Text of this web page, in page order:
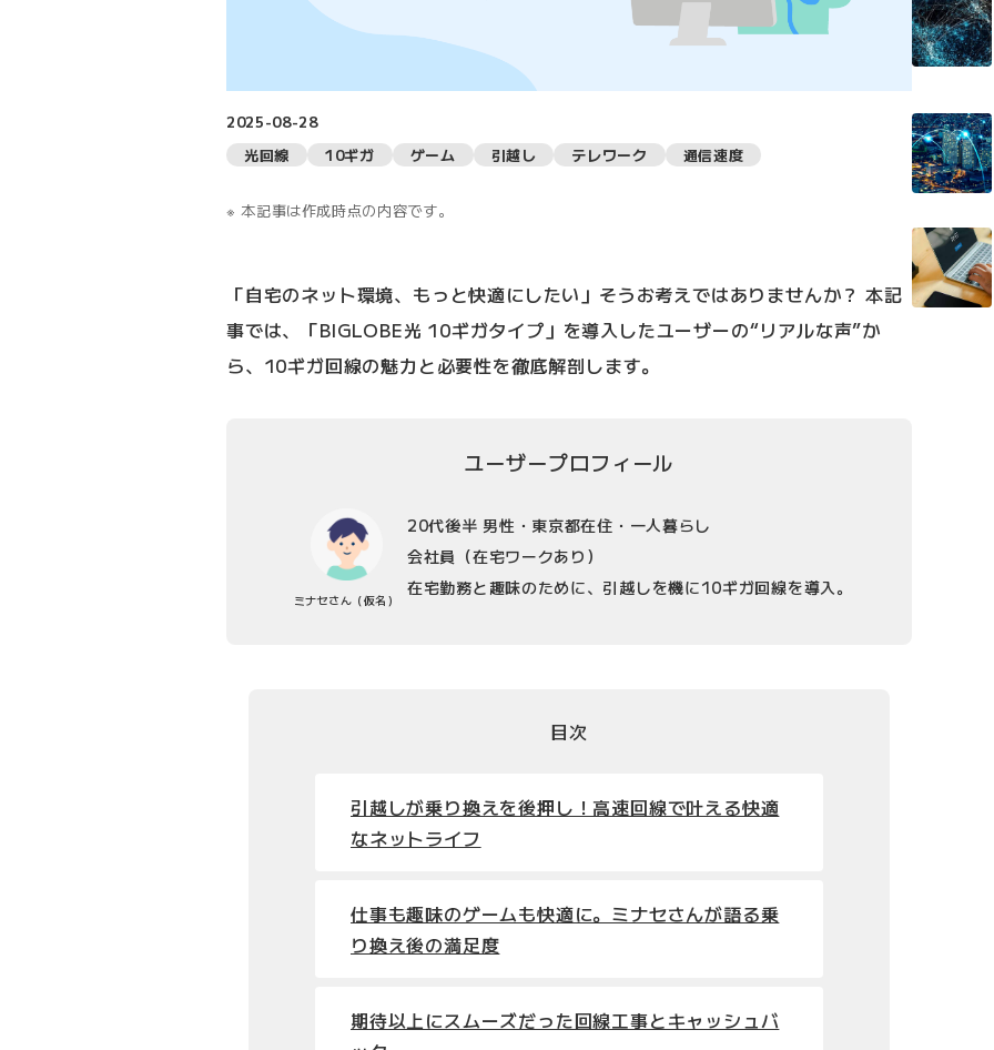
2025-08-28
光回線
10ギガ ゲーム 引越し テレワーク 通信速度
本記事は作成時点の内容です。
「自宅のネット環境、もっと快適にしたい」そうお考えではありませんか？ 本記
事では、「BIGLOBE光 10ギガタイプ」を導入したユーザーの“リアルな声”か
ら、10ギガ回線の魅力と必要性を徹底解剖します。
ユーザープロフィール
ミナセさん （仮名）
20代後半 男性・東京都在住・一人暮らし
会社員（在宅ワークあり）
在宅勤務と趣味のために、引越しを機に10ギガ回線を導入。
目次
引越しが乗り換えを後押し！高速回線で叶える快適
なネットライフ
仕事も趣味のゲームも快適に。ミナセさんが語る乗
り換え後の満足度
期待以上にスムーズだった回線工事とキャッシュバ